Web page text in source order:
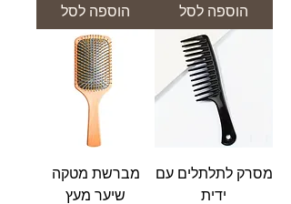
הוספה לסל הוספה לסל
מסרק לתלתלים עם
ידית
מברשת מטקה
שיער מעץ